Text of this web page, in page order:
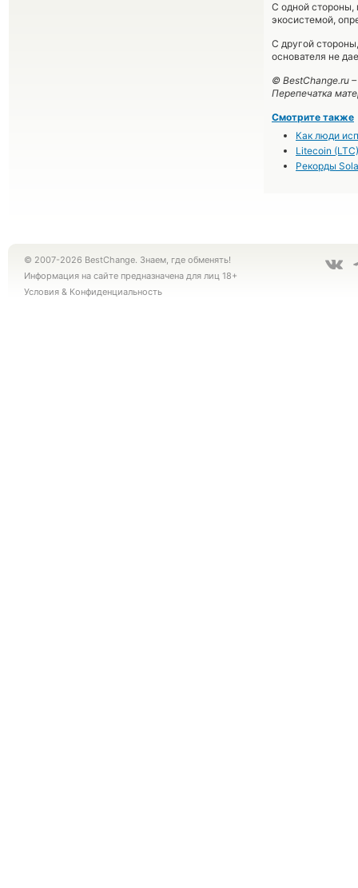
С одной стороны,
экосистемой,
С другой
основателя не
© BestChange.ru –
Перепечатка
Смотрите также
Как люди
Litecoin
Рекорды
© 2007-2026 BestChange. Знаем, где обменять!
Информация на сайте предназначена для лиц 18+
Условия & Конфиденциальность